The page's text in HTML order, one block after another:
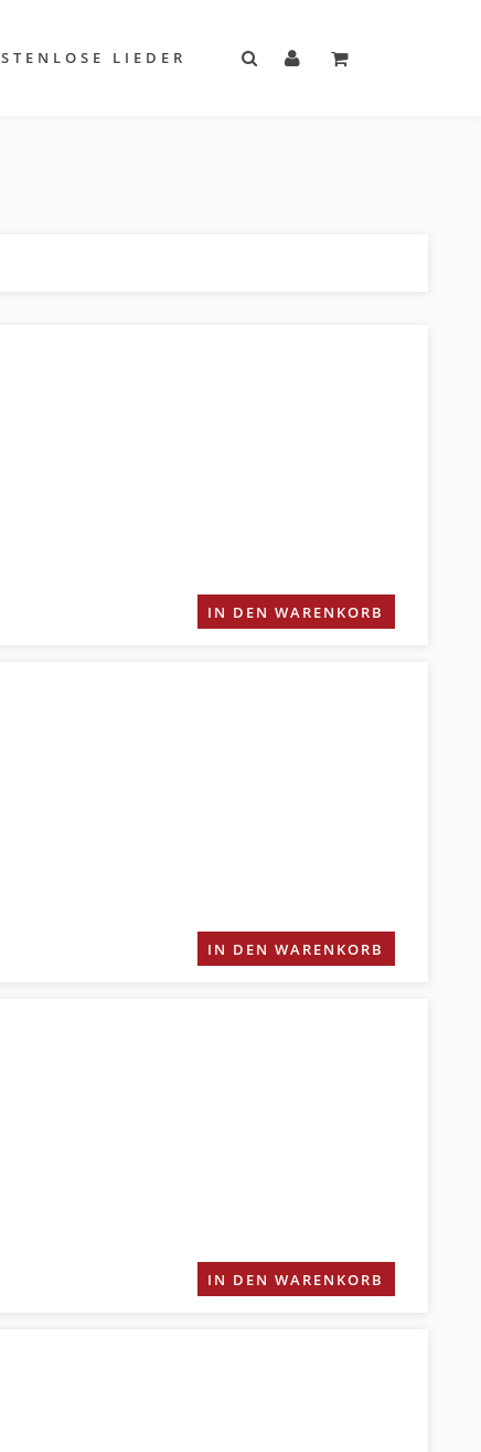
LIEDER
IN DEN WARENKORB
IN DEN WARENKORB
IN DEN WARENKORB